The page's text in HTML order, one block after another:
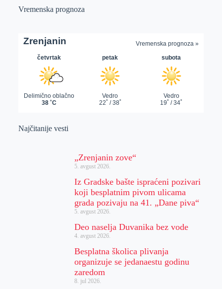
Vremenska prognoza
Najčitanije vesti
„Zrenjanin zove“
5. avgust 2026.
Iz Gradske bašte ispraćeni pozivari
koji besplatnim pivom ulicama
grada pozivaju na 41. „Dane piva“
5. avgust 2026.
Deo naselja Duvanika bez vode
4. avgust 2026.
Besplatna školica plivanja
organizuje se jedanaestu godinu
zaredom
8. jul 2026.